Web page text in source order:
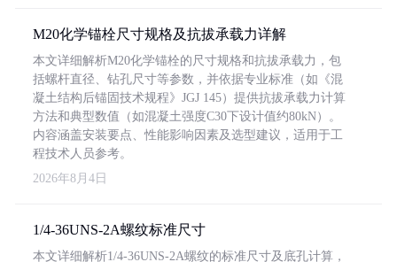
M20化学锚栓尺寸规格及抗拔承载力详解
本文详细解析M20化学锚栓的尺寸规格和抗拔承载力，包
括螺杆直径、钻孔尺寸等参数，并依据专业标准（如《混
凝土结构后锚固技术规程》JGJ 145）提供抗拔承载力计算
方法和典型数值（如混凝土强度C30下设计值约80kN）。
内容涵盖安装要点、性能影响因素及选型建议，适用于工
程技术人员参考。
2026年8月4日
1/4-36UNS-2A螺纹标准尺寸
本文详细解析1/4-36UNS-2A螺纹的标准尺寸及底孔计算，